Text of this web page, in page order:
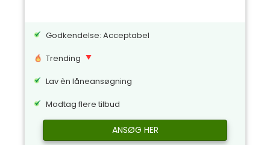
Godkendelse: Acceptabel
Trending
Lav èn låneansøgning
Modtag flere tilbud
ANSØG HER